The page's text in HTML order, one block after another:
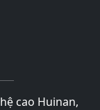
cao Huinan,